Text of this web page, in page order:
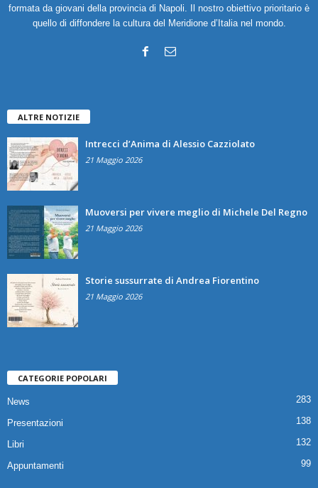
formata da giovani della provincia di Napoli. Il nostro obiettivo prioritario è
quello di diffondere la cultura del Meridione d’Italia nel mondo.
ALTRE NOTIZIE
Intrecci d’Anima di Alessio Cazziolato
21 Maggio 2026
Muoversi per vivere meglio di Michele Del Regno
21 Maggio 2026
Storie sussurrate di Andrea Fiorentino
21 Maggio 2026
CATEGORIE POPOLARI
News 283
Presentazioni 138
Libri 132
Appuntamenti 99